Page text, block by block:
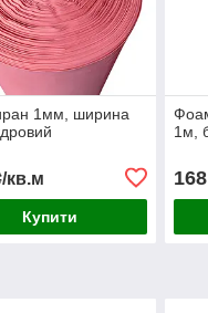
1мм, ширина
Купити
1м,
168